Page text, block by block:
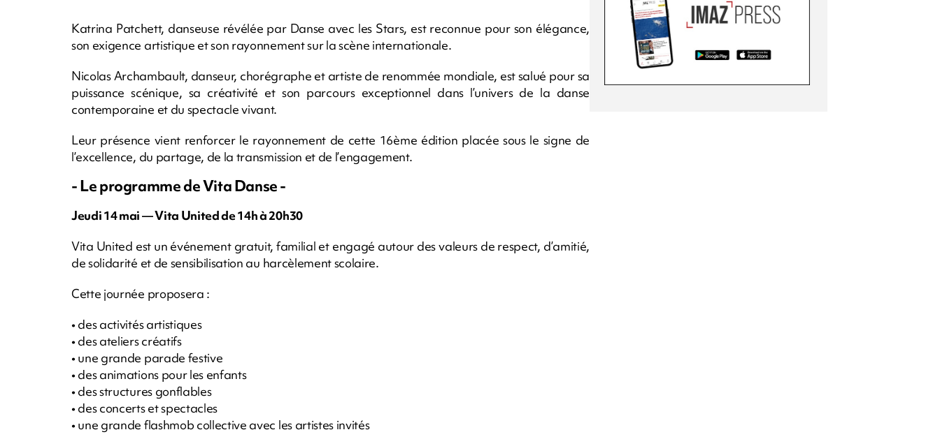
Katrina Patchett, danseuse révélée par Danse avec les Stars, est reconnue pour son élégance,
son exigence artistique et son rayonnement sur la scène internationale.
Nicolas Archambault, danseur, chorégraphe et artiste de renommée mondiale, est salué pour sa
puissance scénique, sa créativité et son parcours exceptionnel dans l’univers de la danse
contemporaine et du spectacle vivant.
Leur présence vient renforcer le rayonnement de cette 16ème édition placée sous le signe de
l’excellence, du partage, de la transmission et de l’engagement.
- Le programme de Vita Danse -
Jeudi 14 mai — Vita United de 14h à 20h30
Vita United est un événement gratuit, familial et engagé autour des valeurs de respect, d’amitié,
de solidarité et de sensibilisation au harcèlement scolaire.
Cette journée proposera :
• des activités artistiques
• des ateliers créatifs
• une grande parade festive
• des animations pour les enfants
• des structures gonflables
• des concerts et spectacles
• une grande flashmob collective avec les artistes invités